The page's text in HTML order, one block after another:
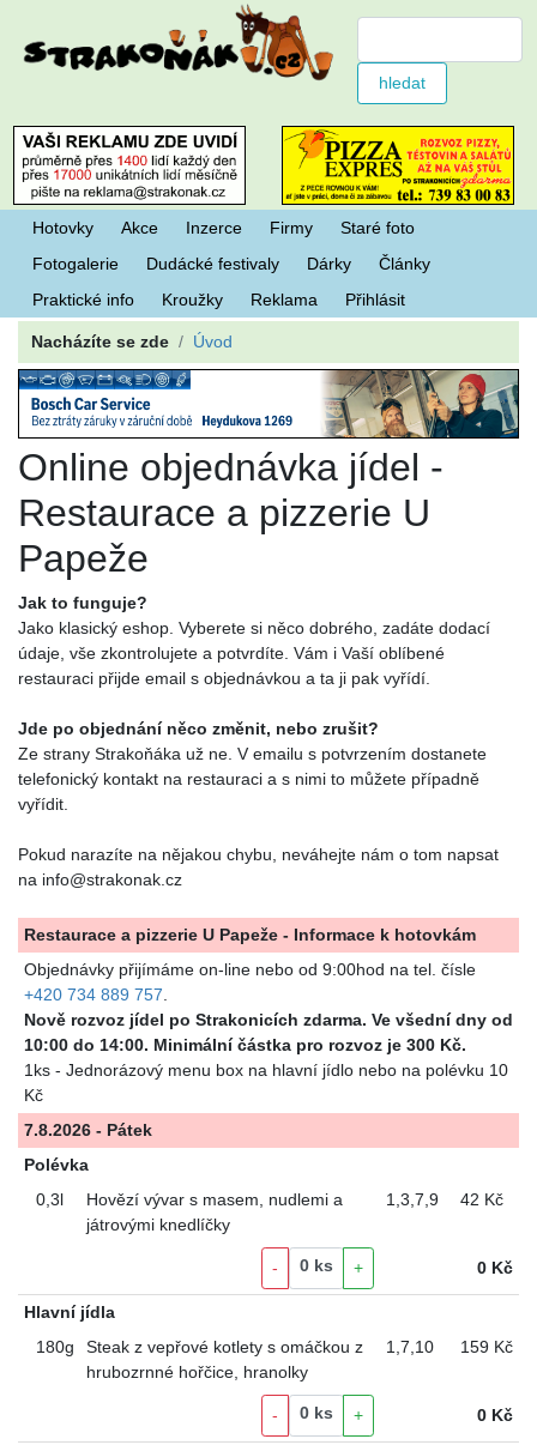
Hotovky Akce Inzerce Firmy
Staré foto
Fotogalerie
Dudácké festivaly Dárky
Články
Praktické info
Kroužky Reklama Přihlásit
Nacházíte se zde Úvod
Online objednávka jídel -
Restaurace a pizzerie U
Papeže
Jak to funguje?
Jako klasický eshop. Vyberete si něco dobrého, zadáte dodací
údaje, vše zkontrolujete a potvrdíte. Vám i Vaší oblíbené
restauraci přijde email s objednávkou a ta ji pak vyřídí.
Jde po objednání něco změnit, nebo zrušit?
Ze strany Strakoňáka už ne. V emailu s potvrzením dostanete
telefonický kontakt na restauraci a s nimi to můžete případně
vyřídit.
Pokud narazíte na nějakou chybu, neváhejte nám o tom napsat
na info@strakonak.cz
Restaurace a pizzerie U Papeže - Informace k hotovkám
Objednávky přijímáme on-line nebo od 9:00hod na tel. čísle
+420 734 889 757
Nově rozvoz jídel po Strakonicích zdarma. Ve všední dny od
10:00 do 14:00. Minimální částka pro rozvoz je 300 Kč.
1ks - Jednorázový menu box na hlavní jídlo nebo na polévku 10
Kč
7.8.2026 - Pátek
Polévka
0,3l
Hovězí vývar s masem, nudlemi a
játrovými knedlíčky
1 3 7 9 42 Kč
- 0 ks + 0 Kč
Hlavní jídla
180g
Steak z vepřové kotlety s omáčkou z
hrubozrnné hořčice, hranolky
1 7 10 159 Kč
- 0 ks + 0 Kč